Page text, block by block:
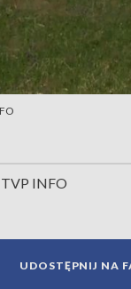
TVP INFO
UDOSTĘPNIJ NA